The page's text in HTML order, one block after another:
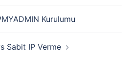
Kurulumu
Sabit IP Verme